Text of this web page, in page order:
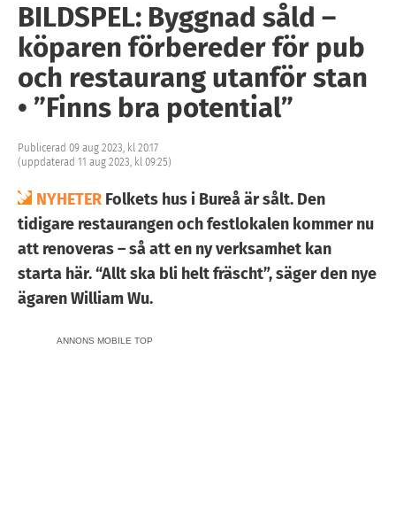
BILDSPEL: Byggnad såld –
köparen förbereder för pub
och restaurang utanför stan
• ”Finns bra potential”
Publicerad 09 aug 2023, kl 20:17
(uppdaterad 11 aug 2023, kl 09:25)
NYHETER Folkets hus i Bureå är sålt. Den
tidigare restaurangen och festlokalen kommer nu
att renoveras – så att en ny verksamhet kan
starta här. “Allt ska bli helt fräscht”, säger den nye
ägaren William Wu.
ANNONS MOBILE TOP